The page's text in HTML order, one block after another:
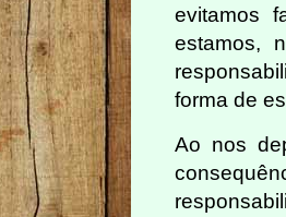
evitamos
estamos,
forma de
Ao nos